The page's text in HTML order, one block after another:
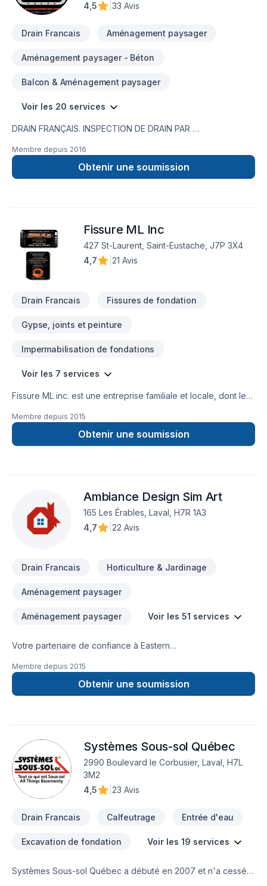
4,5
33 Avis
Drain Francais Aménagement paysager
Aménagement paysager - Béton
Balcon & Aménagement paysager
Voir les 20 services
DRAIN FRANÇAIS. INSPECTION DE DRAIN PAR
FONDATION,MEMBRANE ÉLASTOMÈRE,MEMBRANE
DELTA,MARGELLE,CHEMINÉE DE NETTOYAGE,DRAIN
SANITAIRE,LIGNE A EAU NOUVEAU SERVICE EN 2023 ;
CONSTRUCTION ,FOSSÉ,DÉMOLITION PISCINE CREUSER ET
MAISON,.TERRASSEMENT ,PAVÉ UNI,
Membre depuis 2016
Obtenir une soumission
Fissure ML Inc
427 St-Laurent, Saint-Eustache, J7P 3X4
4,7
21 Avis
Drain Francais Fissures de fondation
Gypse, joints et peinture
Impermabilisation de fondations
Voir les 7 services
Fissure ML inc. est une entreprise familiale et locale, dont le
avec une équipe d'experts. Depuis plus de 30 ans,
propriétaires et entrepreneurs font confiance à Monsieur
Marc Lévesque et son équipe pour régler des problèmes de
Membre depuis 2015
Obtenir une soumission
Ambiance Design Sim Art
165 Les Érables, Laval, H7R 1A3
4,7
22 Avis
Drain Francais Horticulture & Jardinage
Aménagement paysager
Aménagement paysager Voir les 51 services
Votre partenaire de confiance à Eastern
Ambiance Design Sim Art, spécialiste de Arbres et haies,
Béton, Calfeutrage, Carrelage, Crépis, Cuisine, Démolition,
Drain français, Excavation, Excavation intérieur, Fissures,
Tourbe, Transport, prêt à concrétiser vos projets les plus
ambitieux. Nous privilégions la transparence, l'écoute et
l'efficacité pour bâtir des relations de confiance avec nos
clients. Parlons de votre projet aujourd'hui et voyons
comment nous pouvons vous aider.
Membre depuis 2015
Obtenir une soumission
Systèmes Sous-sol Québec
2990 Boulevard le Corbusier, Laval, H7L
3M2
4,5
23 Avis
Drain Francais Calfeutrage Entrée d'eau
Excavation de fondation Voir les 19 services
Systèmes Sous-sol Québec a débuté en 2007 et n'a cessé